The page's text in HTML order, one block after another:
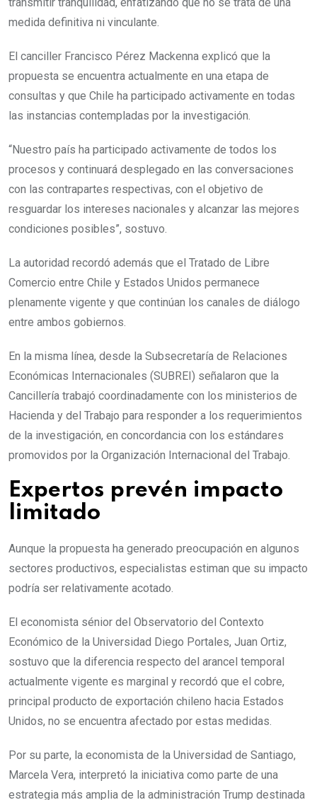
medida definitiva ni vinculante.
El canciller Francisco Pérez Mackenna explicó que la
propuesta se encuentra actualmente en una etapa de
consultas y que Chile ha participado activamente en todas
las instancias contempladas por la investigación.
“Nuestro país ha participado activamente de todos los
procesos y continuará desplegado en las conversaciones
con las contrapartes respectivas, con el objetivo de
resguardar los intereses nacionales y alcanzar las mejores
condiciones posibles”, sostuvo.
La autoridad recordó además que el Tratado de Libre
Comercio entre Chile y Estados Unidos permanece
plenamente vigente y que continúan los canales de diálogo
entre ambos gobiernos.
En la misma línea, desde la Subsecretaría de Relaciones
Económicas Internacionales (SUBREI) señalaron que la
Cancillería trabajó coordinadamente con los ministerios de
Hacienda y del Trabajo para responder a los requerimientos
de la investigación, en concordancia con los estándares
promovidos por la Organización Internacional del Trabajo.
Expertos prevén impacto
limitado
Aunque la propuesta ha generado preocupación en algunos
sectores productivos, especialistas estiman que su impacto
podría ser relativamente acotado.
El economista sénior del Observatorio del Contexto
Económico de la Universidad Diego Portales, Juan Ortiz,
sostuvo que la diferencia respecto del arancel temporal
actualmente vigente es marginal y recordó que el cobre,
principal producto de exportación chileno hacia Estados
Unidos, no se encuentra afectado por estas medidas.
Por su parte, la economista de la Universidad de Santiago,
Marcela Vera, interpretó la iniciativa como parte de una
estrategia más amplia de la administración Trump destinada